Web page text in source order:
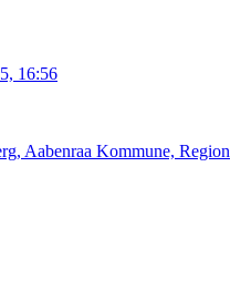
16:56
Aabenraa Kommune, Region